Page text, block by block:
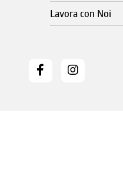
Lavora con Noi